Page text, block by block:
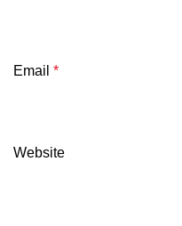
Email *
Website